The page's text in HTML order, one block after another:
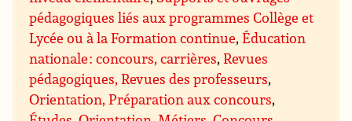
pédagogiques liés aux programmes Collège et
Lycée ou à la Formation continue,Éducation
nationale : concours, carrières,Revues
pédagogiques, Revues des professeurs,
Orientation, Préparation aux concours,